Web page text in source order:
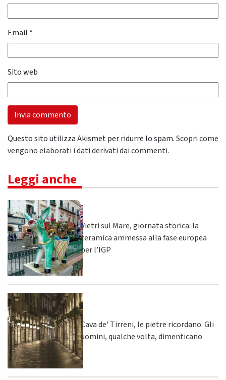
Email *
Sito web
Questo sito utilizza Akismet per ridurre lo spam.Scopri come
vengono elaborati i dati derivati dai commenti.
Leggi anche
Vietri sul Mare, giornata storica: la
ceramica ammessa alla fase europea
per l’IGP
Cava de' Tirreni, le pietre ricordano. Gli
uomini, qualche volta, dimenticano